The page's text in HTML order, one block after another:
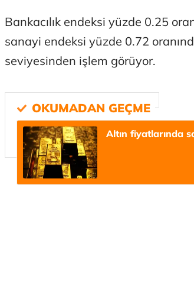
Bankacılık endeksi yüzde 0.25
sanayi endeksi yüzde 0.72
seviyesinden işlem görüyor.
Altın fiyatlarında